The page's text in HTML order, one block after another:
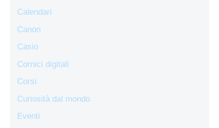
Calendari
Canon
Casio
Cornici digitali
Corsi
Curiosità dal mondo
Eventi